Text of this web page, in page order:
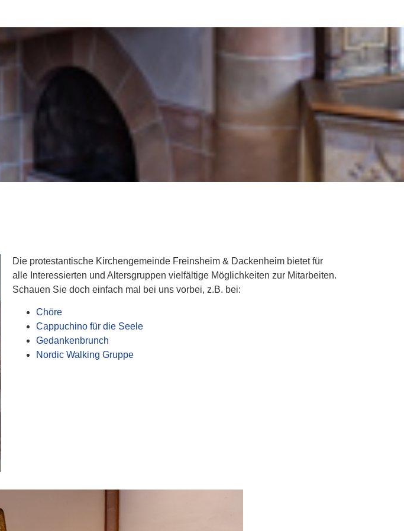
Die protestantische Kirchengemeinde Freinsheim & Dackenheim bietet für
alle Interessierten und Altersgruppen vielfältige Möglichkeiten zur Mitarbeiten.
Schauen Sie doch einfach mal bei uns vorbei, z.B. bei:
Chöre
Cappuchino für die Seele
Gedankenbrunch
Nordic Walking Gruppe